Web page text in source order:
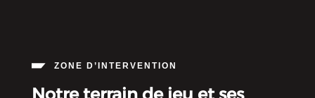
ZONE D’INTERVENTION